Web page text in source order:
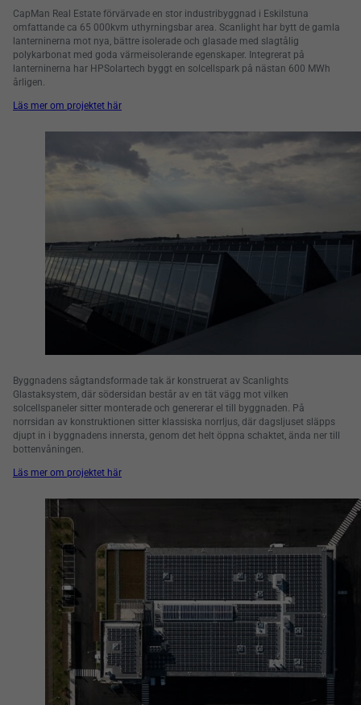
CapMan Real Estate förvärvade en stor industribyggnad i Eskilstuna
omfattande ca 65 000kvm uthyrningsbar area. Scanlight har bytt de gamla
lanterninerna mot nya, bättre isolerade och glasade med slagtålig
polykarbonat med goda värmeisolerande egenskaper. Integrerat på
lanterninerna har HPSolartech byggt en solcellspark på nästan 600 MWh
årligen.
Läs mer om projektet här
Byggnadens sågtandsformade tak är konstruerat av Scanlights
Glastaksystem, där södersidan består av en tät vägg mot vilken
solcellspaneler sitter monterade och genererar el till byggnaden. På
norrsidan av konstruktionen sitter klassiska norrljus, där dagsljuset släpps
djupt in i byggnadens innersta, genom det helt öppna schaktet, ända ner till
bottenvåningen.
Läs mer om projektet här